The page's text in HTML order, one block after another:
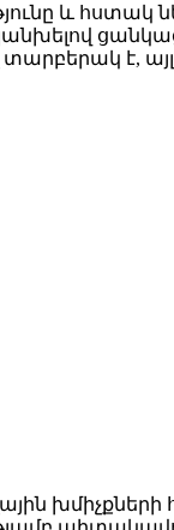
և հստակ
է,
խմիչքների